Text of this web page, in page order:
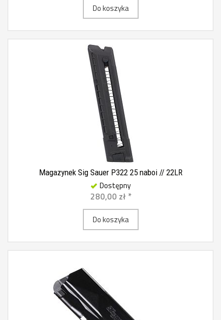
Do koszyka
Magazynek Sig Sauer P322 25 naboi // 22LR
Dostępny
280,00 zł *
Do koszyka